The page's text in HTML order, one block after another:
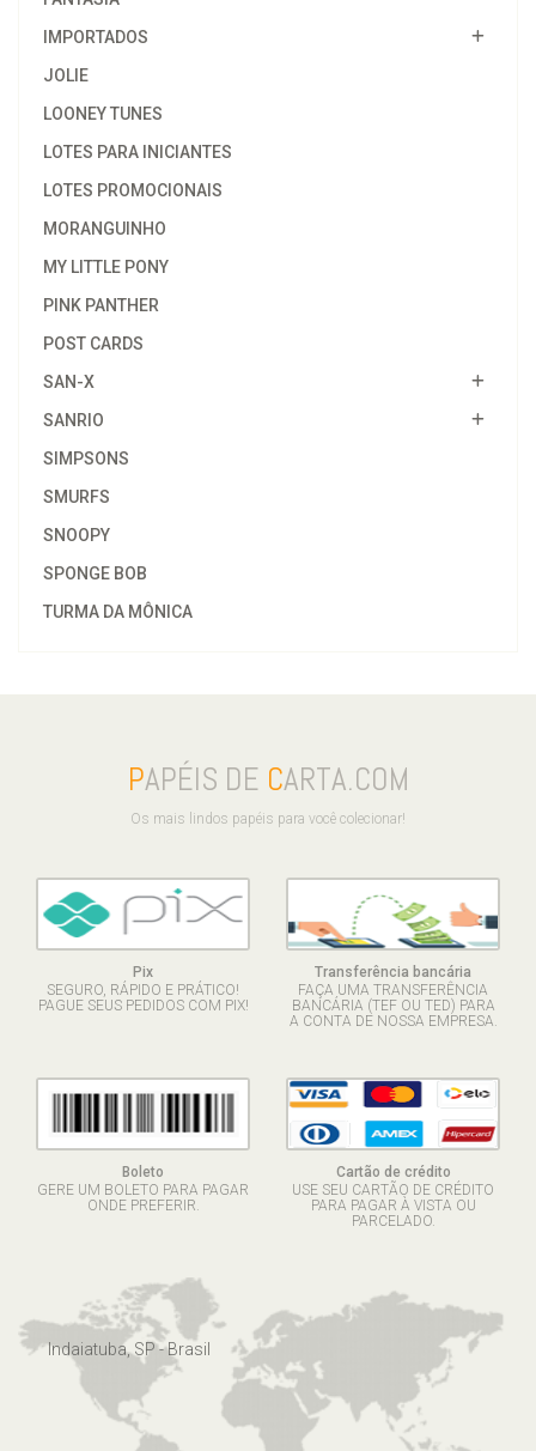
IMPORTADOS
JOLIE
LOONEY TUNES
LOTES PARA INICIANTES
LOTES PROMOCIONAIS
MORANGUINHO
MY LITTLE PONY
PINK PANTHER
POST CARDS
SAN-X
SANRIO
SIMPSONS
SMURFS
SNOOPY
SPONGE BOB
TURMA DA MÔNICA
PAPÉIS DE CARTA.COM
Os mais lindos papéis para você colecionar!
Pix
SEGURO, RÁPIDO E PRÁTICO!
PAGUE SEUS PEDIDOS COM PIX!
Transferência bancária
FAÇA UMA TRANSFERÊNCIA
BANCÁRIA (TEF OU TED) PARA
A CONTA DE NOSSA EMPRESA.
Boleto
GERE UM BOLETO PARA PAGAR
ONDE PREFERIR.
Cartão de crédito
USE SEU CARTÃO DE CRÉDITO
PARA PAGAR À VISTA OU
PARCELADO.
Indaiatuba, SP - Brasil